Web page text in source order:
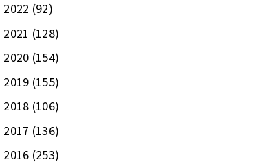
2022 (92)
2021 (128)
2020 (154)
2019 (155)
2018 (106)
2017 (136)
2016 (253)